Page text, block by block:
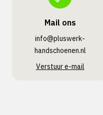
Mail ons
info@pluswerk­
handschoenen.nl
Verstuur e-mail